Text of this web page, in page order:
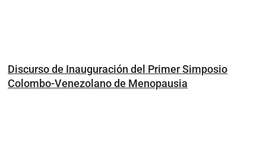
Discurso de Inauguración del Primer Simposio
Colombo-Venezolano de Menopausia